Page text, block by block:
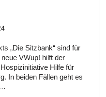
„Die Sitzbank“ sind für
VWup! hilft der
Hilfe für
In beiden Fällen geht es